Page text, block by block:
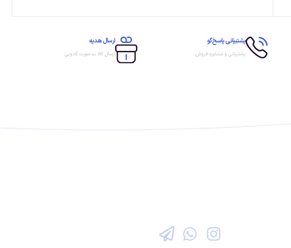
پشتیبانی پاسخ‌گو
پشتیبانی و مشاوره فروش
ارسال هدیه
ارسال کالا به صورت کادویی